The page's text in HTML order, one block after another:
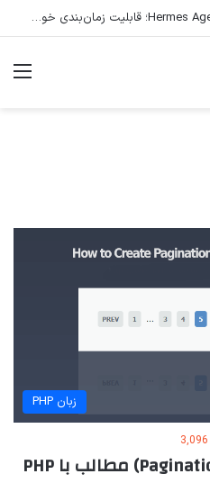
آموزش جامع Cron Job در Hermes Agent؛ قابلیت زمان‌بندی خودکار وظایف
زبان PHP
3,096